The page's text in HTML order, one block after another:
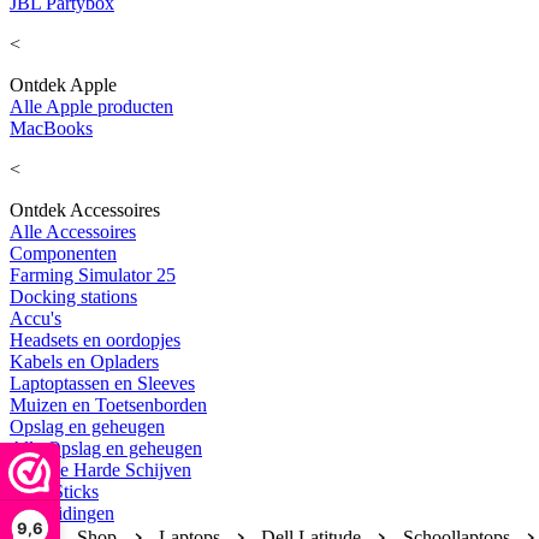
9,6
<
Ontdek Apple
Alle Apple producten
MacBooks
<
Ontdek Accessoires
Alle Accessoires
Componenten
Farming Simulator 25
Docking stations
Accu's
Headsets en oordopjes
Kabels en Opladers
Laptoptassen en Sleeves
Muizen en Toetsenborden
Opslag en geheugen
Alle Opslag en geheugen
Externe Harde Schijven
USB Sticks
Uitbreidingen
Home